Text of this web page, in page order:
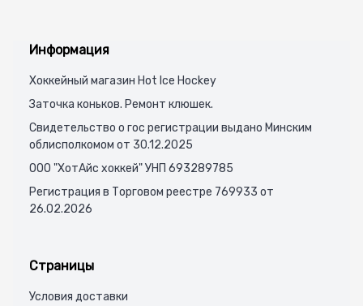
Информация
Хоккейный магазин Hot Ice Hockey
Заточка коньков. Ремонт клюшек.
Свидетельство о гос регистрации выдано Минским
облисполкомом от 30.12.2025
ООО "ХотАйс хоккей" УНП 693289785
Регистрация в Торговом реестре 769933 от
26.02.2026
Страницы
Условия доставки